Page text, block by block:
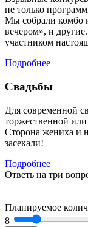
не только
Мы собрали комбо
вечером», и
участником
Подробнее
Свадьбы
Для современной
торжественной
Сторона жениха и
засекали!
Подробнее
Ответь на три
Планируемое
8